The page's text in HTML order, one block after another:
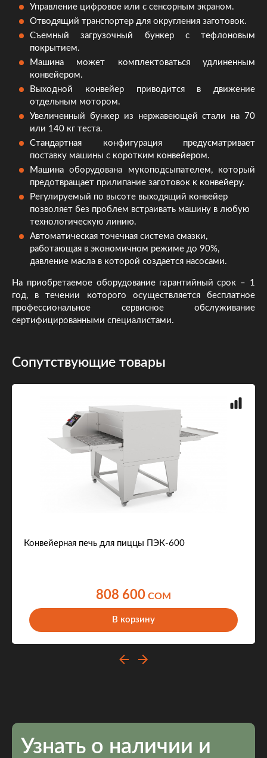
Управление цифровое или с сенсорным экраном.
Отводящий транспортер для округления заготовок.
Съемный загрузочный бункер с тефлоновым
покрытием.
Машина может комплектоваться удлиненным
конвейером.
Выходной конвейер приводится в движение
отдельным мотором.
Увеличенный бункер из нержавеющей стали на 70
или 140 кг теста.
Стандартная конфигурация предусматривает
поставку машины с коротким конвейером.
Машина оборудована мукоподсыпателем, который
предотвращает прилипание заготовок к конвейеру.
Регулируемый по высоте выходящий конвейер
позволяет без проблем встраивать машину в любую
технологическую линию.
Автоматическая точечная система смазки,
работающая в экономичном режиме до 90%,
давление масла в которой создается насосами.
На приобретаемое оборудование гарантийный срок – 1
год, в течении которого осуществляется бесплатное
профессиональное сервисное обслуживание
сертифицированными специалистами.
Сопутствующие товары
Конвейерная печь для пиццы ПЭК-600
808 600 COM
В корзину
Узнать о наличии и